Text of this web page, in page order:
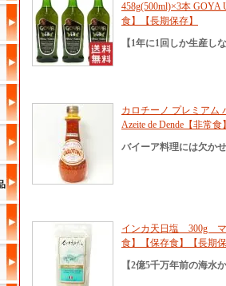
458g(500ml)×3本
食】【長期保存】
【1年に1回しか生産し
カロチーノ プレミアム
Azeite de Dende【非常
バイーア料理には欠か
インカ天日塩 300g マ
食】【保存食】【長期
【2億5千万年前の海水